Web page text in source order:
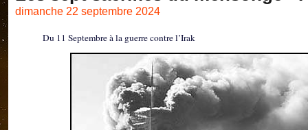
dimanche 22 septembre 2024
Du 11 Septembre à la guerre contre l’Irak